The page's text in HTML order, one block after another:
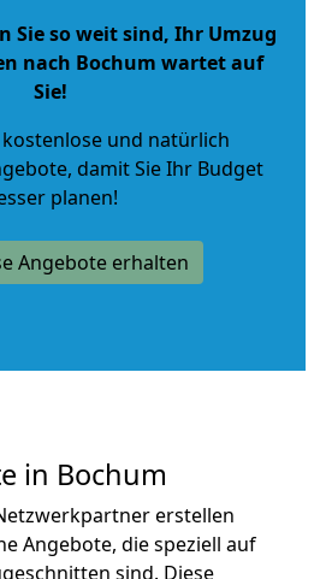
Sie so weit sind, Ihr Umzug
nach Bochum wartet auf
Sie!
kostenlose und natürlich
, damit Sie Ihr Budget
planen!
Angebote erhalten
in Bochum
erstellen
Angebote, die speziell auf
sind. Diese